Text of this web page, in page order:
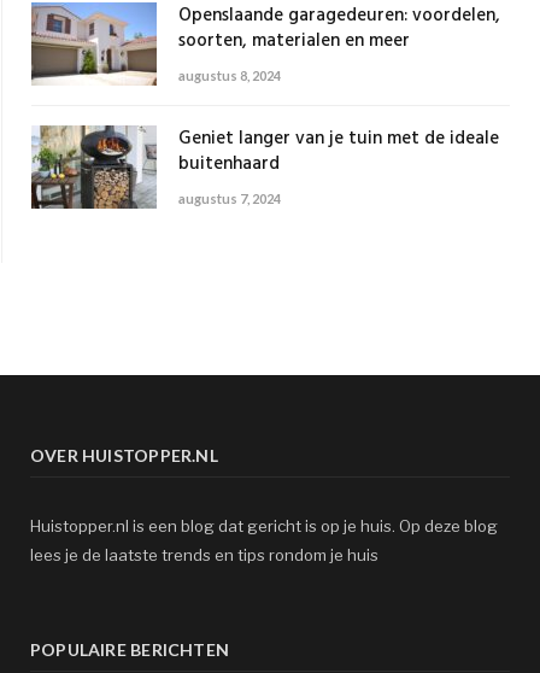
Openslaande garagedeuren: voordelen,
soorten, materialen en meer
augustus 8, 2024
Geniet langer van je tuin met de ideale
buitenhaard
augustus 7, 2024
OVER HUISTOPPER.NL
Huistopper.nl is een blog dat gericht is op je huis. Op deze blog
lees je de laatste trends en tips rondom je huis
POPULAIRE BERICHTEN